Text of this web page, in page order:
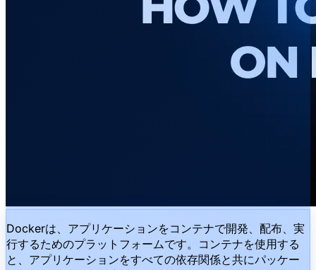
Dockerは、アプリケーションをコンテナで開発、配布、実
行するためのプラットフォームです。コンテナを使用する
と、アプリケーションをすべての依存関係と共にパッケー